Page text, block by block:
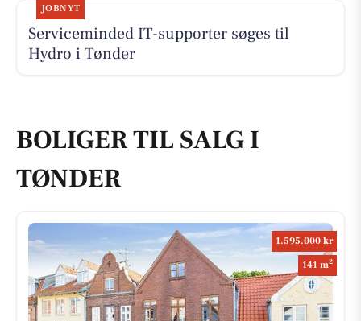
JOBNYT
Serviceminded IT-supporter søges til
Hydro i Tønder
BOLIGER TIL SALG I
TØNDER
1.595.000 kr
141 m2